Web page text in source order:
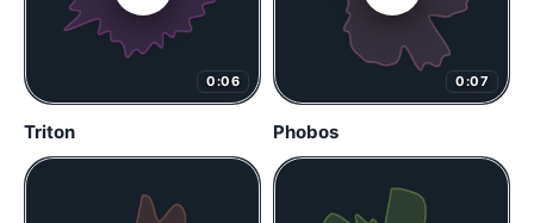
0:06
Triton
0:07
Phobos